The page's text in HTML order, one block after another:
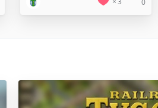
0